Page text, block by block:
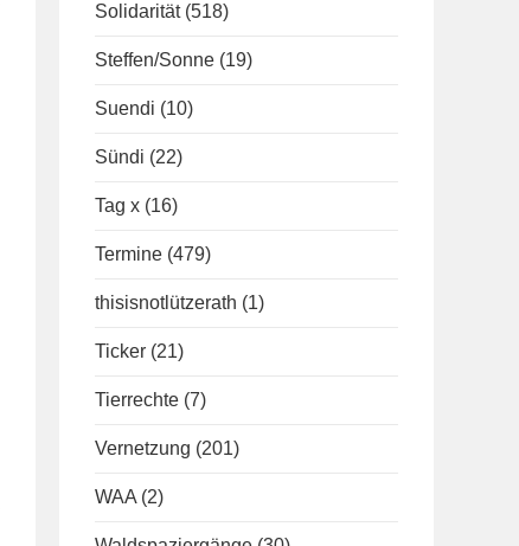
Solidarität (518)
Steffen/Sonne (19)
Suendi (10)
Sündi (22)
Tag x (16)
Termine (479)
thisisnotlützerath (1)
Ticker (21)
Tierrechte (7)
Vernetzung (201)
WAA (2)